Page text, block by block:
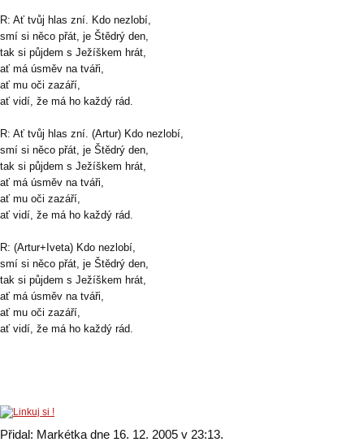
R: Ať tvůj hlas zní. Kdo nezlobí,
smí si něco přát, je Štědrý den,
tak si půjdem s Ježíškem hrát,
ať má úsměv na tváři,
ať mu oči zazáří,
ať vidí, že má ho každý rád.
R: Ať tvůj hlas zní. (Artur) Kdo nezlobí,
smí si něco přát, je Štědrý den,
tak si půjdem s Ježíškem hrát,
ať má úsměv na tváři,
ať mu oči zazáří,
ať vidí, že má ho každý rád.
R: (Artur+Iveta) Kdo nezlobí,
smí si něco přát, je Štědrý den,
tak si půjdem s Ježíškem hrát,
ať má úsměv na tváři,
ať mu oči zazáří,
ať vidí, že má ho každý rád.
Přidal: Markétka dne 16. 12. 2005 v 23:13.